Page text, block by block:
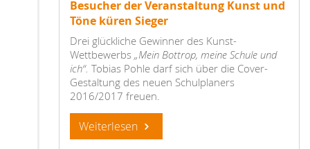
Besucher der Veranstaltung Kunst und
Töne küren Sieger
Drei glückliche Gewinner des Kunst-
Wettbewerbs „Mein Bottrop, meine Schule und
ich“. Tobias Pohle darf sich über die Cover-
Gestaltung des neuen Schulplaners
2016/2017 freuen.
Weiterlesen